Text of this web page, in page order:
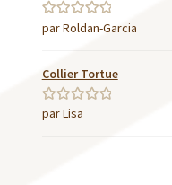
Note5sur 5
par Roldan-Garcia
Collier Tortue
Note5sur 5
par Lisa